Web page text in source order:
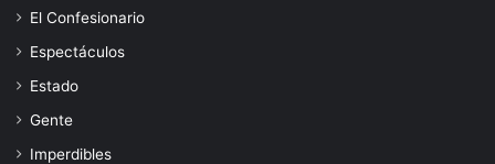
El Confesionario
Espectáculos
Estado
Gente
Imperdibles